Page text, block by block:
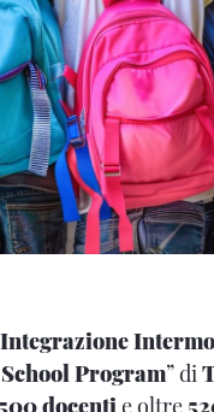
School Program” di
docenti e oltre